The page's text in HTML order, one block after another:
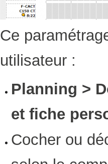
Ce
utilisateur :
Planning >
et fiche
Cocher ou